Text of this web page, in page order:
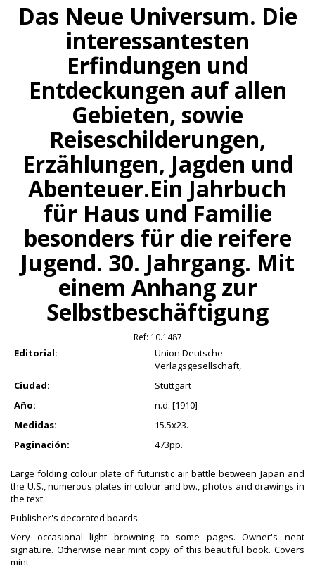
Das Neue Universum. Die
interessantesten
Erfindungen und
Entdeckungen auf allen
Gebieten, sowie
Reiseschilderungen,
Erzählungen, Jagden und
Abenteuer.Ein Jahrbuch
für Haus und Familie
besonders für die reifere
Jugend. 30. Jahrgang. Mit
einem Anhang zur
Selbstbeschäftigung
Ref: 10.1487
Editorial:
Union Deutsche
Verlagsgesellschaft,
Ciudad:
Stuttgart
Año:
n.d. [1910]
Medidas:
15.5x23.
Paginación:
473pp.
Large folding colour plate of futuristic air battle between Japan and
the U.S., numerous plates in colour and bw., photos and drawings in
the text.
Publisher's decorated boards.
Very occasional light browning to some pages. Owner's neat
signature. Otherwise near mint copy of this beautiful book. Covers